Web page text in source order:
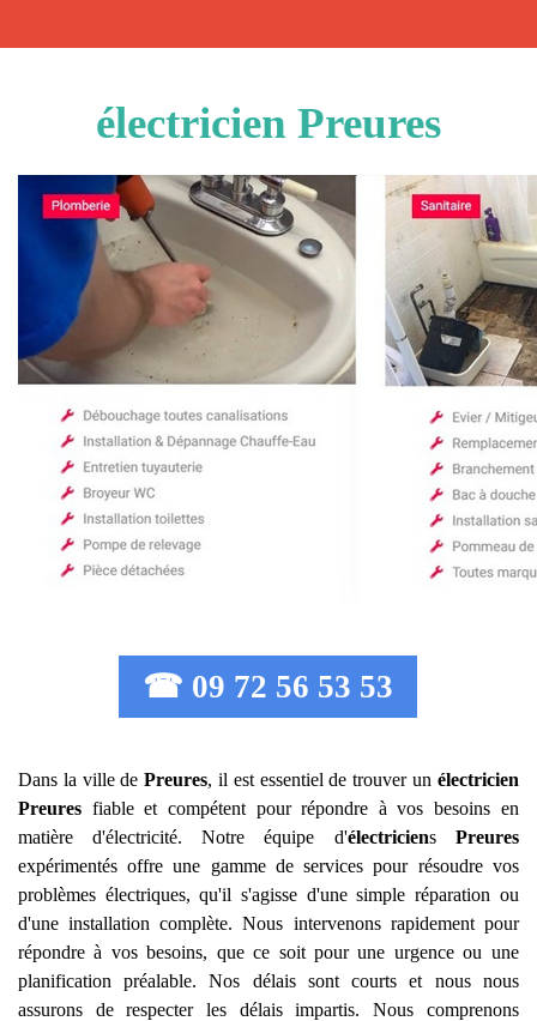
électricien Preures
☎ 09 72 56 53 53
Dans la ville dePreures, il est essentiel de trouver un électricien
Preures fiable et compétent pour répondre à vos besoins en
matière d'électricité. Notre équipe d'électriciens Preures
expérimentés offre une gamme de services pour résoudre vos
problèmes électriques, qu'il s'agisse d'une simple réparation ou
d'une installation complète. Nous intervenons rapidement pour
répondre à vos besoins, que ce soit pour une urgence ou une
planification préalable. Nos délais sont courts et nous nous
assurons de respecter les délais impartis. Nous comprenons